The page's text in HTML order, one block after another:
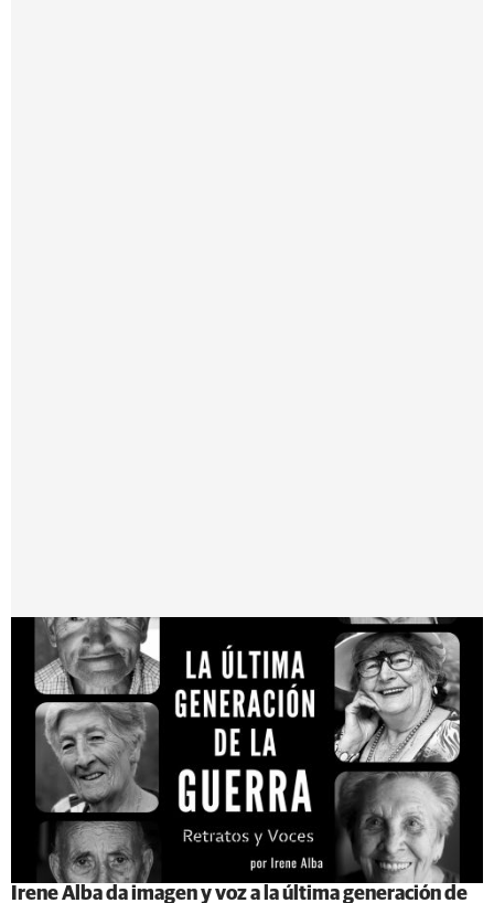
Irene Alba da imagen y voz a la última generación de